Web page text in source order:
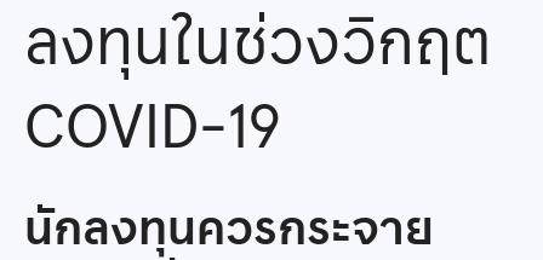
ลงทุนในช่วงวิกฤต
COVID-19
นักลงทุนควรกระจาย